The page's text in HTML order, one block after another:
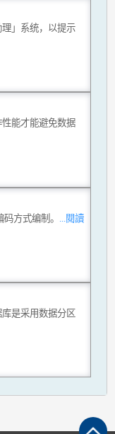
」系统，以提示
能才能避免数据
方式编制。 ...閱讀
是采用数据分区